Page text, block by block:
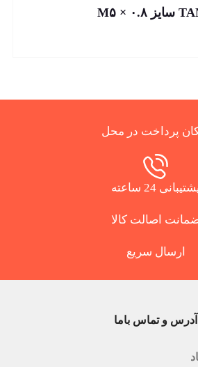
پرداخت در محل
24 ساعته
اصالت کالا
ارسال سریع
آدرس و تماس باما